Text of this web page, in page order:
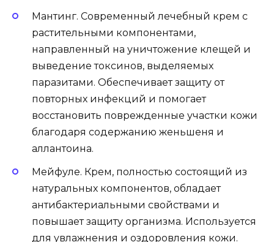
Мантинг. Современный лечебный крем с
растительными компонентами,
направленный на уничтожение клещей и
выведение токсинов, выделяемых
паразитами. Обеспечивает защиту от
повторных инфекций и помогает
восстановить поврежденные участки кожи
благодаря содержанию женьшеня и
аллантоина.
Мейфуле. Крем, полностью состоящий из
натуральных компонентов, обладает
антибактериальными свойствами и
повышает защиту организма. Используется
для увлажнения и оздоровления кожи.